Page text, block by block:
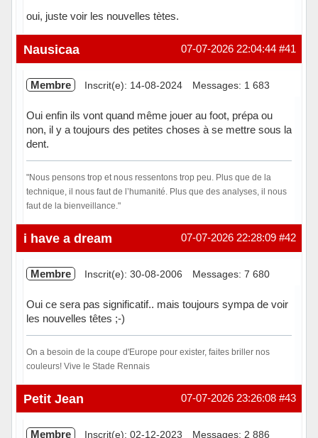
oui, juste voir les nouvelles tètes.
Hors ligne #41
07-07-2026 22:04:44
Nausicaa
Membre Inscrit(e): 14-08-2024 Messages: 1 683
Oui enfin ils vont quand même jouer au foot, prépa ou
non, il y a toujours des petites choses à se mettre sous la
dent.
"Nous pensons trop et nous ressentons trop peu. Plus que de la
technique, il nous faut de l’humanité. Plus que des analyses, il nous
faut de la bienveillance."
Hors ligne #42
07-07-2026 22:28:09
i have a dream
Membre Inscrit(e): 30-08-2006 Messages: 7 680
Oui ce sera pas significatif.. mais toujours sympa de voir
les nouvelles têtes ;-)
On a besoin de la coupe d'Europe pour exister, faites briller nos
couleurs! Vive le Stade Rennais
Hors ligne #43
07-07-2026 23:26:08
Petit Jean
Membre Inscrit(e): 02-12-2023 Messages: 2 886